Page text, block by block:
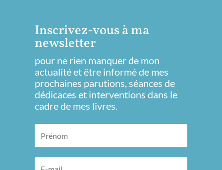
Inscrivez-vous à ma
newsletter
pour ne rien manquer de mon
actualité et être informé de mes
prochaines parutions, séances de
dédicaces et interventions dans le
cadre de mes livres.